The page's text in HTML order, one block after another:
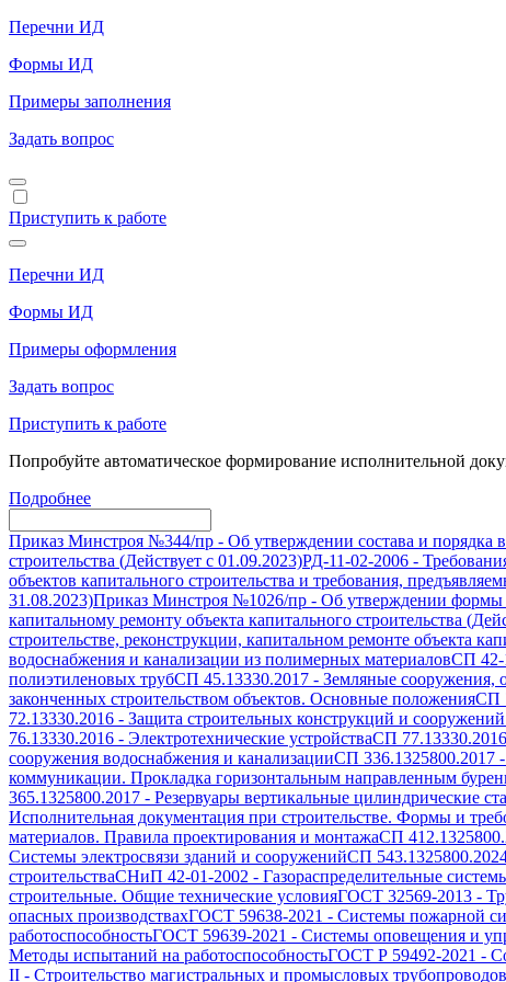
Перечни ИД
Формы ИД
Примеры заполнения
Задать вопрос
Приступить к работе
Перечни ИД
Формы ИД
Примеры оформления
Задать вопрос
Приступить к работе
Попробуйте автоматическое формирование исполнительной
Подробнее
Приказ Минстроя №344/пр - Об утверждении состава и порядка
строительства (Действует с 01.09.2023)РД-11-02-2006 -
объектов капитального строительства и требования,
31.08.2023)Приказ Минстроя №1026/пр - Об утверждении формы
капитальному ремонту объекта капитального строительства
строительстве, реконструкции, капитальном ремонте объекта
водоснабжения и канализации из полимерных материаловСП 42-
полиэтиленовых трубСП 45.13330.2017 - Земляные сооружения,
законченных строительством объектов. Основные положенияСП
72.13330.2016 - Защита строительных конструкций и сооружений
76.13330.2016 - Электротехнические устройстваСП 77.13330.2016
сооружения водоснабжения и канализацииСП 336.1325800.2017 -
коммуникации. Прокладка горизонтальным направленным
365.1325800.2017 - Резервуары вертикальные цилиндрические
Исполнительная документация при строительстве. Формы и
материалов. Правила проектирования и монтажаСП
Системы электросвязи зданий и сооруженийСП
строительстваСНиП 42-01-2002 - Газораспределительные
строительные. Общие технические условияГОСТ 32569-2013 -
опасных производствахГОСТ 59638-2021 - Системы пожарной
работоспособностьГОСТ 59639-2021 - Системы оповещения и
Методы испытаний на работоспособностьГОСТ Р 59492-2021 -
II - Строительство магистральных и промысловых